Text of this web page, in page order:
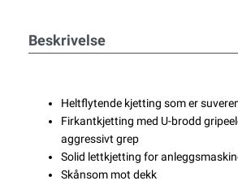
Beskrivelse
Heltflytende kjetting som er
Firkantkjetting med U-brodd
aggressivt grep
Solid lettkjetting for
Skånsom mot dekk